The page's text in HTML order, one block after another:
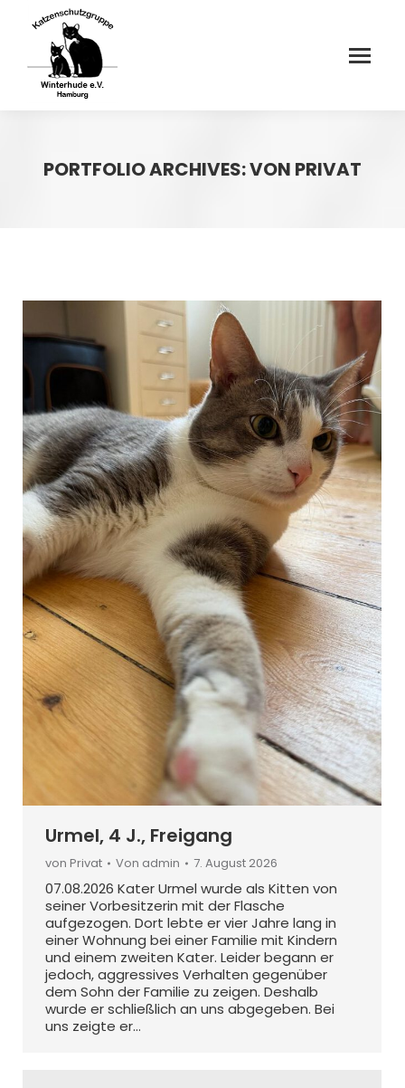
PORTFOLIO ARCHIVES:VON PRIVAT
Urmel, 4 J., Freigang
von Privat Von admin 7. August 2026
07.08.2026 Kater Urmel wurde als Kitten von
seiner Vorbesitzerin mit der Flasche
aufgezogen. Dort lebte er vier Jahre lang in
einer Wohnung bei einer Familie mit Kindern
und einem zweiten Kater. Leider begann er
jedoch, aggressives Verhalten gegenüber
dem Sohn der Familie zu zeigen. Deshalb
wurde er schließlich an uns abgegeben. Bei
uns zeigte er…